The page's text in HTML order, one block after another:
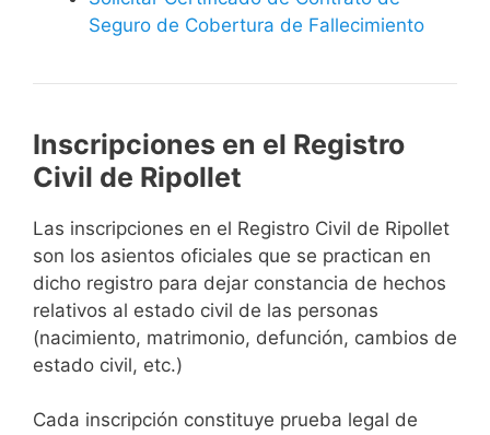
Seguro de Cobertura de Fallecimiento
Inscripciones en el Registro
Civil de Ripollet
Las inscripciones en el Registro Civil de Ripollet
son los asientos oficiales que se practican en
dicho registro para dejar constancia de hechos
relativos al estado civil de las personas
(nacimiento, matrimonio, defunción, cambios de
estado civil, etc.)
Cada inscripción constituye prueba legal de